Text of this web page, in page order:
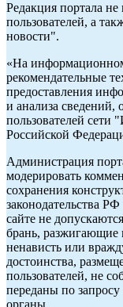
Редакция портала не
пользователей, а
новости".
«На
рекомендательные
предоставления
и анализа сведений,
пользователей сети
Российской
Администрация
модерировать
сохранения
законодательства
сайте не
брань,
ненависть или
достоинства,
пользователей, не
переданы по